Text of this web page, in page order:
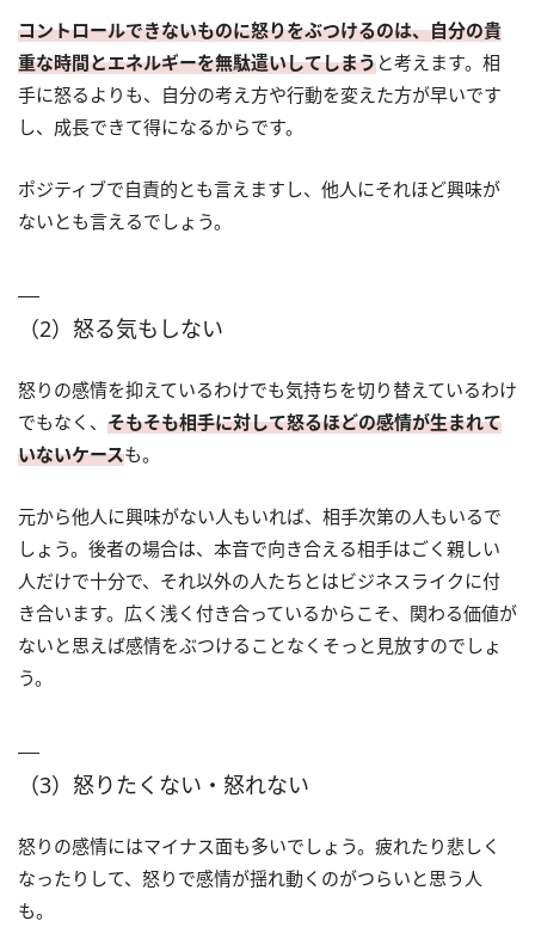
コントロールできないものに怒りをぶつけるのは、自分の貴
重な時間とエネルギーを無駄遣いしてしまうと考えます。相
手に怒るよりも、自分の考え方や行動を変えた方が早いです
し、成長できて得になるからです。
ポジティブで自責的とも言えますし、他人にそれほど興味が
ないとも言えるでしょう。
（2）怒る気もしない
怒りの感情を抑えているわけでも気持ちを切り替えているわけ
でもなく、 そもそも相手に対して怒るほどの感情が生まれて
いないケースも。
元から他人に興味がない人もいれば、相手次第の人もいるで
しょう。後者の場合は、本音で向き合える相手はごく親しい
人だけで十分で、それ以外の人たちとはビジネスライクに付
き合います。広く浅く付き合っているからこそ、関わる価値が
ないと思えば感情をぶつけることなくそっと見放すのでしょ
う。
（3）怒りたくない・怒れない
怒りの感情にはマイナス面も多いでしょう。疲れたり悲しく
なったりして、怒りで感情が揺れ動くのがつらいと思う人
も。